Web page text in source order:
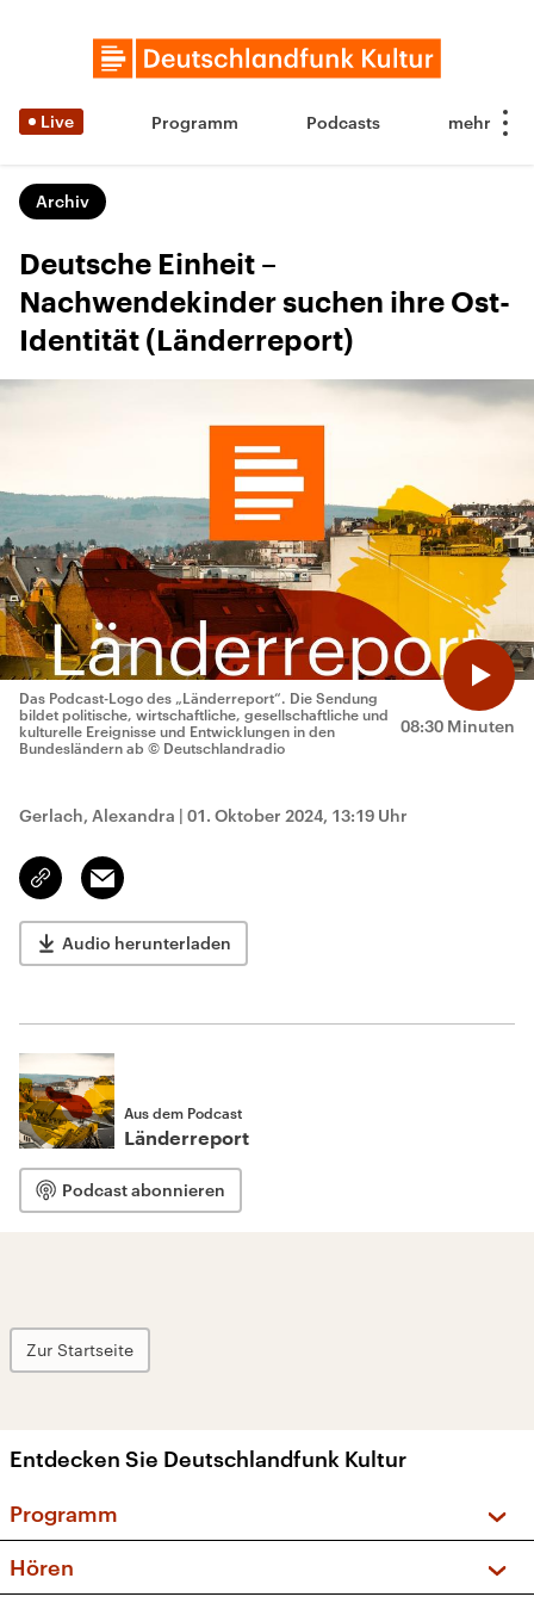
Live Programm Podcasts
Archiv
Deutsche Einheit –
Nachwendekinder suchen ihre Ost-
Identität (Länderreport)
08:30 Minuten
Das Podcast-Logo des „Länderreport“. Die Sendung
bildet politische, wirtschaftliche, gesellschaftliche und
kulturelle Ereignisse und Entwicklungen in den
Bundesländern ab © Deutschlandradio
Gerlach, Alexandra | 01. Oktober 2024, 13:19 Uhr
Link
kopieren/teilen
Email
Audio herunterladen
Aus dem Podcast
Länderreport
Podcast abonnieren
Zur Startseite
Entdecken Sie Deutschlandfunk Kultur
Programm
Sendungen und Podcasts
Hören